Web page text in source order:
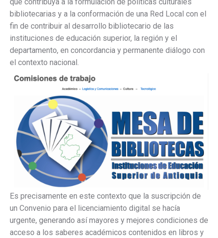
bibliotecarias y a la conformación de una Red Local con el
fin de contribuir al desarrollo bibliotecario de las
instituciones de educación superior, la región y el
departamento, en concordancia y permanente diálogo con
el contexto nacional.
Es precisamente en este contexto que la suscripción de
un Convenio para el licenciamiento digital se hacía
urgente, generando así mayores y mejores condiciones de
acceso a los saberes académicos contenidos en libros y